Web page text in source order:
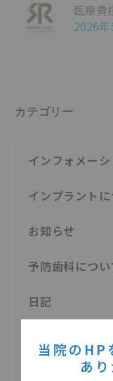
医療費
2026
カテゴリー
インフォメーシ
インプラント
お知らせ
予防歯科につい
日記
矯正歯科につ
当院のHP
あ